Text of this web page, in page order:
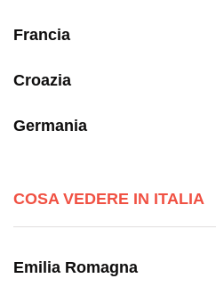
Francia
Croazia
Germania
COSA VEDERE IN ITALIA
Emilia Romagna